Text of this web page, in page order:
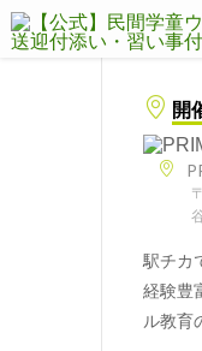
開
駅チカ
経験豊
ル教育